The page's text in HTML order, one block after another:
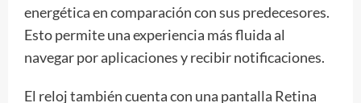
energética en comparación con sus predecesores.
Esto permite una experiencia más fluida al
navegar por aplicaciones y recibir notificaciones.
El reloj también cuenta con una pantalla Retina